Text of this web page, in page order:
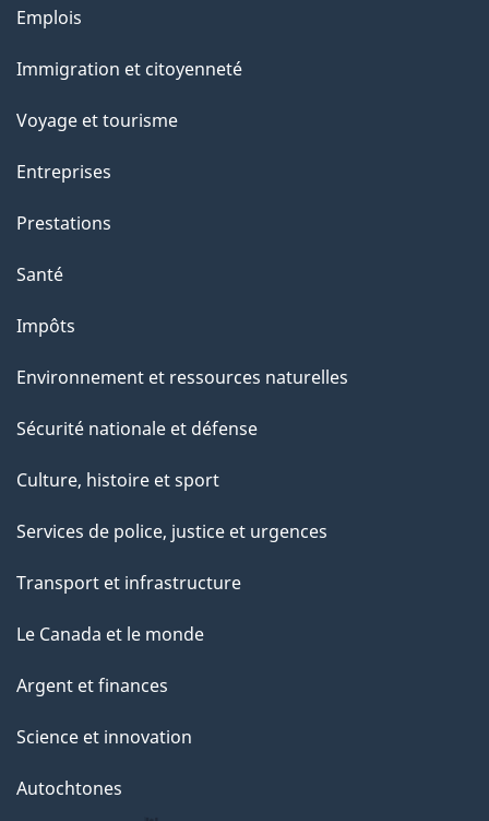
l
a
a
g
"
Thèmes
sujets
Emplois
Immigration et citoyenneté
Voyage et tourisme
Entreprises
Prestations
Santé
Impôts
Environnement et ressources naturelles
Sécurité nationale et défense
Culture, histoire et sport
Services de police, justice et urgences
Transport et infrastructure
Le Canada et le monde
Argent et finances
Science et innovation
Autochtones